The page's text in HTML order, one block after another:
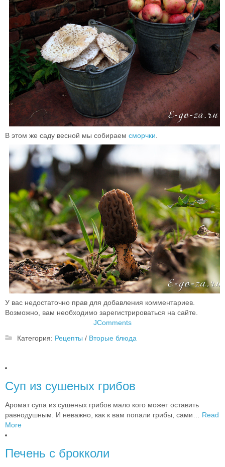
В этом же саду весной мы собираем сморчки
У вас недостаточно прав для добавления комментариев.
Возможно, вам необходимо зарегистрироваться на сайте.
JComments
Категория: Рецепты / Вторые блюда
Суп из сушеных грибов
Аромат супа из сушеных грибов мало кого может оставить
равнодушным. И неважно, как к вам попали грибы, сами
Read
More
Печень с брокколи